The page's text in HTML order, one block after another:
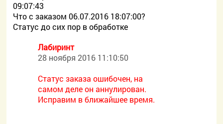
09:07:43
Что с заказом 06.07.2016 18:07:00?
Статус до сих пор в обработке
Лабиринт
28 ноября 2016 11:10:50
Статус заказа ошибочен, на
самом деле он аннулирован.
Исправим в ближайшее время.